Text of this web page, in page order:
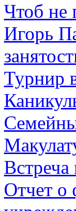
Чтоб не
Игорь
Турнир
Встреча
Отчет о